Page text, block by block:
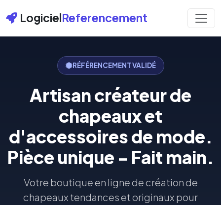
LogicielReferencement
RÉFÉRENCEMENT VALIDÉ
Artisan créateur de
chapeaux et
d'accessoires de mode.
Pièce unique - Fait main.
Votre boutique en ligne de création de
chapeaux tendances et originaux pour